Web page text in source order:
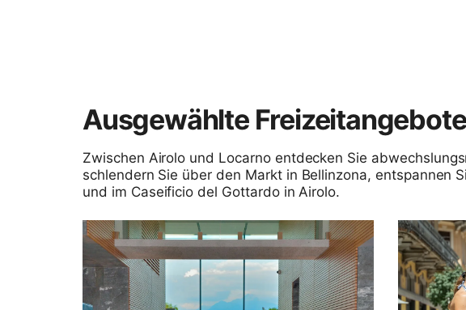
Ausgewählte
Zwischen Airolo und Locarno entdecken Sie
schlendern Sie über den Markt in Bellinzona, entspannen
und im Caseificio del Gottardo in Airolo.